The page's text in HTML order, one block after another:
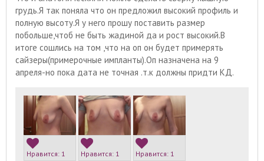
грудь.Я так поняла что он предложил высокий профиль и
полную высоту.Я у него прошу поставить размер
побольше,чтоб не быть жадиной да и рост высокий.В
итоге сошлись на том ,что на оп он будет примерять
сайзеры(примерочные импланты).Оп назначена на 9
апреля-но пока дата не точная .т.к должны придти КД.
Нравится: 1 Нравится: 1 Нравится: 1